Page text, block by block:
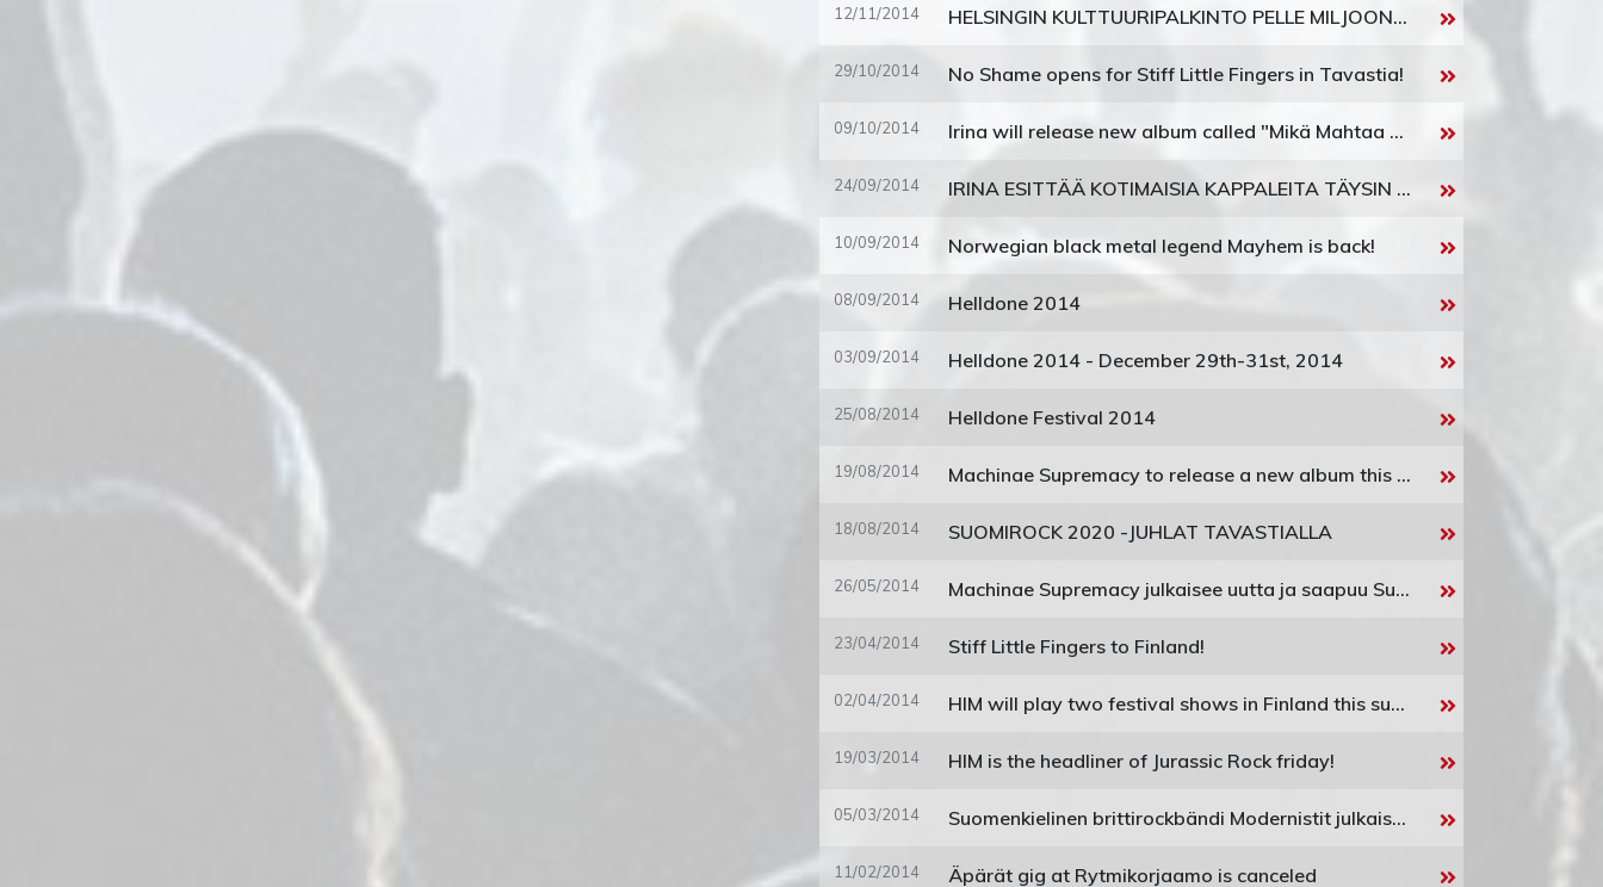
12/11/2014 HELSINGIN KULTTUURIPALKINTO PELLE MILJOONALLE!
29/10/2014 No Shame opens for Stiff Little Fingers in Tavastia!
09/10/2014 Irina will release new album called "Mikä Mahtaa Olla In" and start a tour!
24/09/2014 IRINA ESITTÄÄ KOTIMAISIA KAPPALEITA TÄYSIN UUDESSA VALOSSA
10/09/2014 Norwegian black metal legend Mayhem is back!
08/09/2014 Helldone 2014
03/09/2014 Helldone 2014 - December 29th-31st, 2014
25/08/2014 Helldone Festival 2014
19/08/2014 Machinae Supremacy to release a new album this Friday
18/08/2014 SUOMIROCK 2020 -JUHLAT TAVASTIALLA
26/05/2014 Machinae Supremacy julkaisee uutta ja saapuu Suomeen
23/04/2014 Stiff Little Fingers to Finland!
02/04/2014 HIM will play two festival shows in Finland this summer
19/03/2014 HIM is the headliner of Jurassic Rock friday!
05/03/2014 Suomenkielinen brittirockbändi Modernistit julkaisee uuden albumin ja starttaa kiertueelle
11/02/2014 Äpärät gig at Rytmikorjaamo is canceled